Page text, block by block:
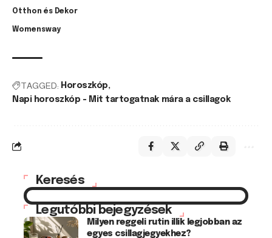
Otthon és Dekor
Womensway
TAGGED: Horoszkóp
Napi horoszkóp - Mit tartogatnak mára a csillagok
Keresés
Legutóbbi bejegyzések
Milyen reggeli rutin illik legjobban az
egyes csillagjegyekhez?